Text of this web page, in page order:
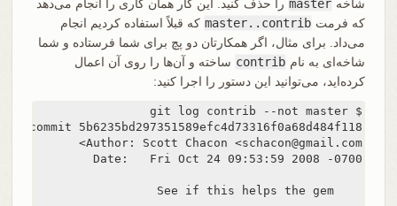
شاخه master را حذف کنید. این کار همان کاری را انجام می‌دهد
که فرمت master..contrib که قبلاً استفاده کردیم انجام
می‌داد. برای مثال، اگر همکارتان دو پچ برای شما فرستاده و شما
شاخه‌ای به نام contrib ساخته و آن‌ها را روی آن اعمال
کرده‌اید، می‌توانید این دستور را اجرا کنید:
$ git log contrib --not master
Author: Scott Chacon <schacon@gmail.com>
Date:   Fri Oct 24 09:53:59 2008 -0700